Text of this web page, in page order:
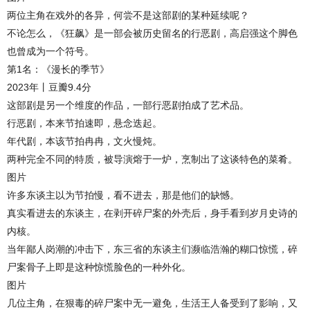
两位主角在戏外的各异，何尝不是这部剧的某种延续呢？
不论怎么，《狂飙》是一部会被历史留名的行恶剧，高启强这个脚色
也曾成为一个符号。
第1名：《漫长的季节》
2023年丨豆瓣9.4分
这部剧是另一个维度的作品，一部行恶剧拍成了艺术品。
行恶剧，本来节拍速即，悬念迭起。
年代剧，本该节拍冉冉，文火慢炖。
两种完全不同的特质，被导演熔于一炉，烹制出了这谈特色的菜肴。
图片
许多东谈主以为节拍慢，看不进去，那是他们的缺憾。
真实看进去的东谈主，在剥开碎尸案的外壳后，身手看到岁月史诗的
内核。
当年鄙人岗潮的冲击下，东三省的东谈主们濒临浩瀚的糊口惊慌，碎
尸案骨子上即是这种惊慌脸色的一种外化。
图片
几位主角，在狠毒的碎尸案中无一避免，生活王人备受到了影响，又